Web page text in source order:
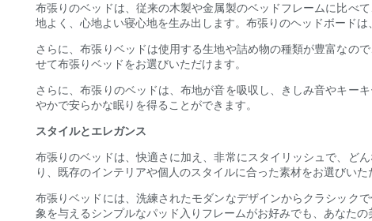
布張りのベッドは、従来の木製や金属製のベッドフレームに比べ
地よく、心地よい寝心地を生み出します。布張りのヘッドボード
さらに、布張りベッドは使用する生地や詰め物の種類が豊富なの
せて布張りベッドをお選びいただけます。
さらに、布張りのベッドは、布地が音を吸収し、きしみ音やキー
やかで安らかな眠りを得ることができます。
スタイルとエレガンス
布張りのベッドは、快適さに加え、非常にスタイリッシュで、ど
り、既存のインテリアや個人のスタイルに合った素材をお選びいた
布張りベッドには、洗練されたモダンなデザインからクラシック
象を与えるシンプルなパッド入りフレームがお好みでも、あなた